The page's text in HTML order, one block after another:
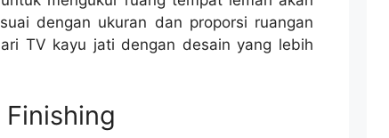
dengan ukuran dan proporsi ruangan
TV kayu jati dengan desain yang lebih